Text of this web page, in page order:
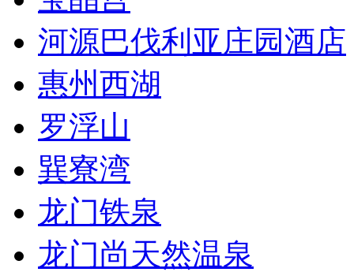
河源巴伐利亚庄园酒店
惠州西湖
罗浮山
巽寮湾
龙门铁泉
龙门尚天然温泉